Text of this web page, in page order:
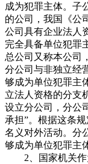
成为犯罪主体。子
的公司，我国《公
公司具有企业法人
完全具备单位犯罪
总公司又称本公司
分公司与非独立经
够成为单位犯罪主
立法人资格的分支
设立分公司，分公
承担”。根据这条
名义对外活动。分
够成为单位犯罪主
2、国家机关作